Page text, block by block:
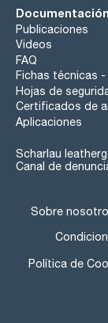
Documentación
Publicaciones
Videos
FAQ
Fichas técnicas -
Hojas de
Certificados de
Aplicaciones
Scharlau
Canal de
Sobre
Política de